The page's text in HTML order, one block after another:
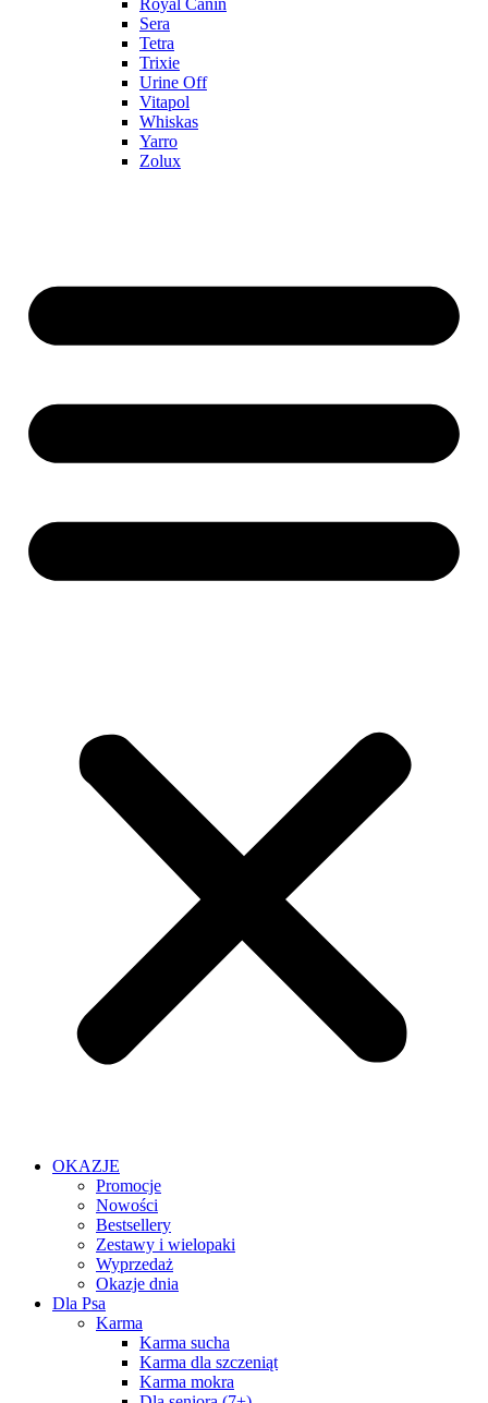
Royal Canin
Sera
Tetra
Trixie
Urine Off
Vitapol
Whiskas
Yarro
Zolux
OKAZJE
Promocje
Nowości
Bestsellery
Zestawy i wielopaki
Wyprzedaż
Okazje dnia
Dla Psa
Karma
Karma sucha
Karma dla szczeniąt
Karma mokra